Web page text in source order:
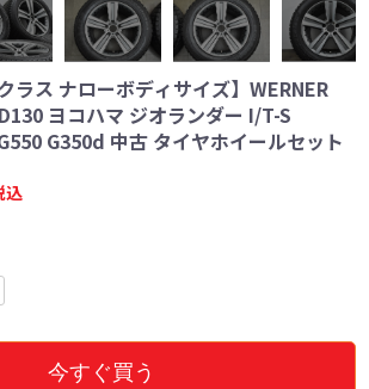
ラス ナローボディサイズ】WERNER
ヨコハマ ジオランダー I/T-S
G350d 中古 タイヤホイールセット
込
今すぐ買う